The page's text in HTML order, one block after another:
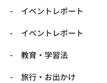
​イベントレポート
​イベントレポート
​教育・学習法
​旅行・お出かけ